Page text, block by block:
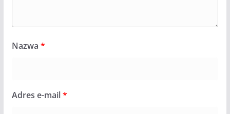
Nazwa *
Adres e-mail*